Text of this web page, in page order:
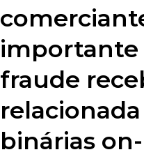
importante
fraude
binárias